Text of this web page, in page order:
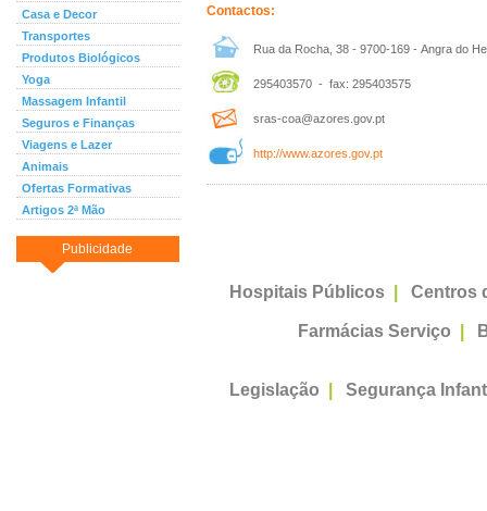
Casa e Decor
Transportes
Produtos Biológicos
Yoga
Massagem Infantil
Seguros e Finanças
Viagens e Lazer
Animais
Ofertas Formativas
Artigos 2ª Mão
Publicidade
Contactos:
Rua da Rocha, 38 - 9700-169 - Angra do
295403570 - fax: 295403575
sras-coa@azores.gov.pt
http://www.azores.gov.pt
Hospitais Públicos Centros
Farmácias Serviço
Legislação Segurança